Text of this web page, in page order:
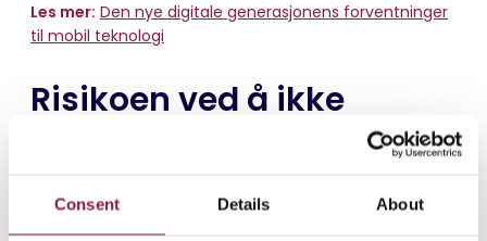
Consent Details About
Les mer: Den nye digitale generasjonens forventninger
til mobil teknologi
Risikoen ved å ikke
Bedrifter som ikke følger NIS2, risikerer ikke bare bøter på
opptil 10 millioner euro eller 2 % av omsetningen, men